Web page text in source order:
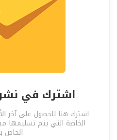
اشترك في
اشترك هنا للحصول على آخر
الخاصة التي يتم تسليمها
الخاص